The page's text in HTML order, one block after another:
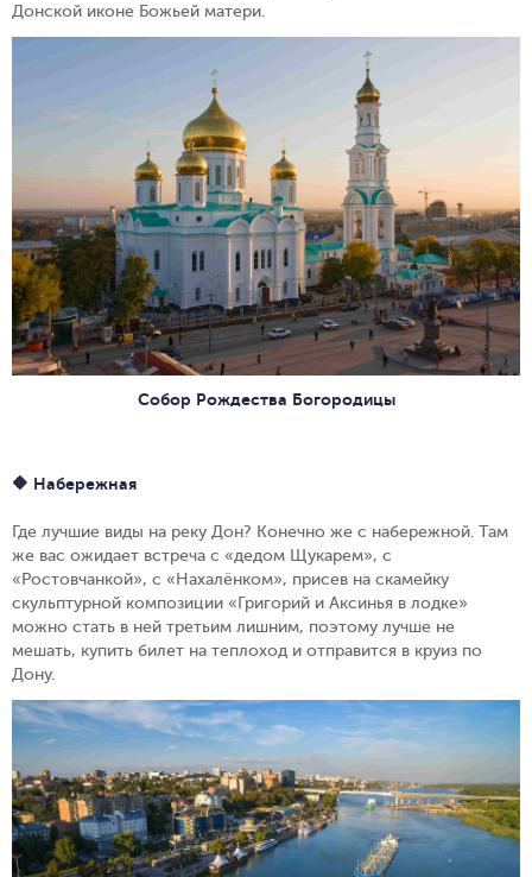
Донской иконе Божьей матери.
Собор Рождества Богородицы
🔶 Набережная
Где лучшие виды на реку Дон? Конечно же с набережной. Там
же вас ожидает встреча с «дедом Щукарем», с
«Ростовчанкой», с «Нахалёнком», присев на скамейку
скульптурной композиции «Григорий и Аксинья в лодке»
можно стать в ней третьим лишним, поэтому лучше не
мешать, купить билет на теплоход и отправится в круиз по
Дону.